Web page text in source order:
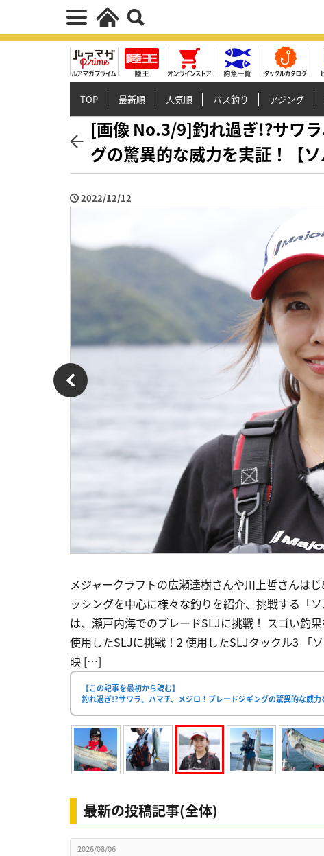
TOP 最新順 人気順 バス釣り アジング
[画像 No.3/9]釣れ過ぎ!?サワ
グの驚異的な威力を実証！【
2022/12/12
メジャークラフトの広瀬達樹さんや川上哲さんは
ッシングを中心に様々な釣りを紹介、挑戦する「
は、瀬戸内海でのブレードSLJに挑戦！ スゴい釣
使用したSLJに挑戦！2 使用したSLJタックル3 「
映 […]
【この記事を最初から読む】
釣れ過ぎ!?サワラ、ハマチ、メジロ！ブレードジギングの驚異的な威力
最新の投稿記事(全体)
2026/08/06